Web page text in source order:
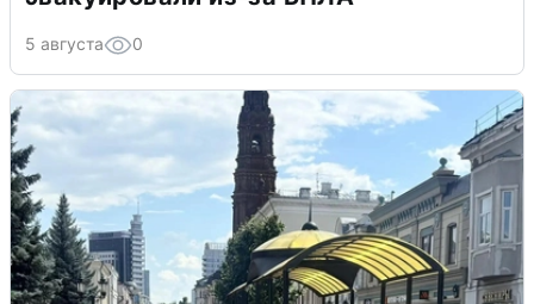
5 августа 0